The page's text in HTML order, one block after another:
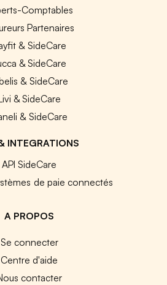
Comptables
Partenaires
& SideCare
& SideCare
& SideCare
& SideCare
& SideCare
INTEGRATIONS
API SideCare
de paie connectés
A PROPOS
Se connecter
Centre d'aide
contacter